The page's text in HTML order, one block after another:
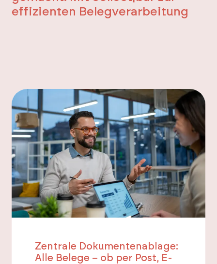
effizienten Belegverarbeitung
Zentrale Dokumentenablage:
Alle Belege – ob per Post, E-